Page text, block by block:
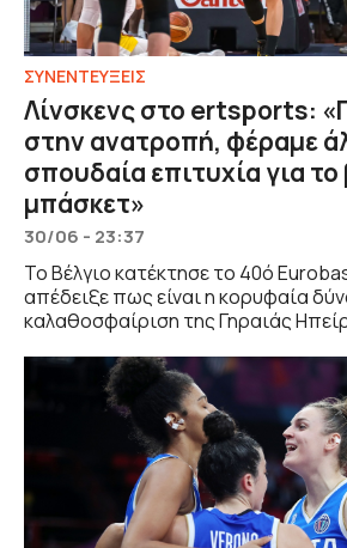
ΣΥΝΕΝΤΕΥΞΕΙΣ
Λίνσκενς στο ertsports:
στην ανατροπή, φέραμε
σπουδαία επιτυχία για το
μπάσκετ»
30/06 - 23:37
Το Βέλγιο κατέκτησε το 40ό
απέδειξε πως είναι η κορυφαία
καλαθοσφαίριση της Γηραιάς